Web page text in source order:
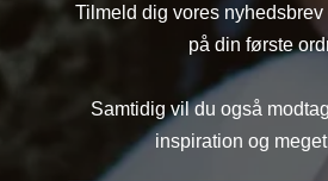
Tilmeld dig vores nyhedsbrev
på din første
Samtidig vil du også
inspiration og